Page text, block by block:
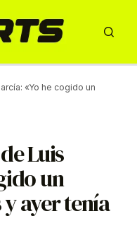
«Yo he cogido un
Luis
un
ayer tenía